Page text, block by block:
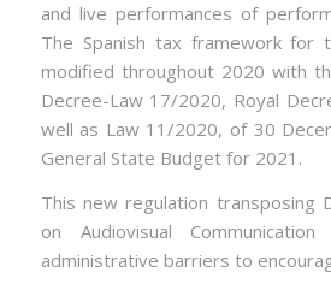
and live performances of
The Spanish tax framework for
modified throughout 2020 with
Decree-Law 17/2020, Royal
well as Law 11/2020, of 30
General State Budget for 2021.
This new regulation transposing
on Audiovisual
administrative barriers to